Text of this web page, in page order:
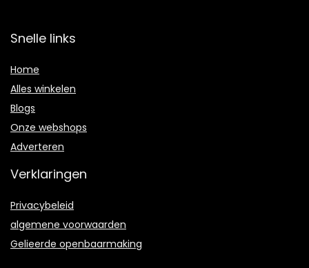
Snelle links
Home
Alles winkelen
Blogs
Onze webshops
Adverteren
Verklaringen
Privacybeleid
algemene voorwaarden
Gelieerde openbaarmaking